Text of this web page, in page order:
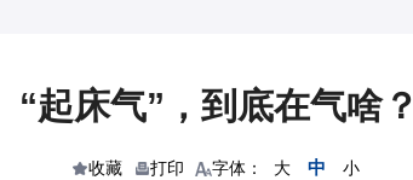
“起床气”，到底在气啥？
收藏 打印 字体： 大 中 小